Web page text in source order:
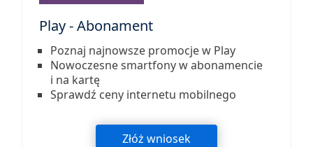
Play - Abonament
Poznaj najnowsze promocje w Play
Nowoczesne smartfony w abonamencie
i na kartę
Sprawdź ceny internetu mobilnego
Złóż wniosek